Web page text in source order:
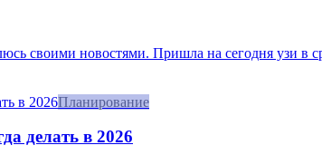
своими новостями. Пришла на сегодня узи в
Планирование
делать в 2026